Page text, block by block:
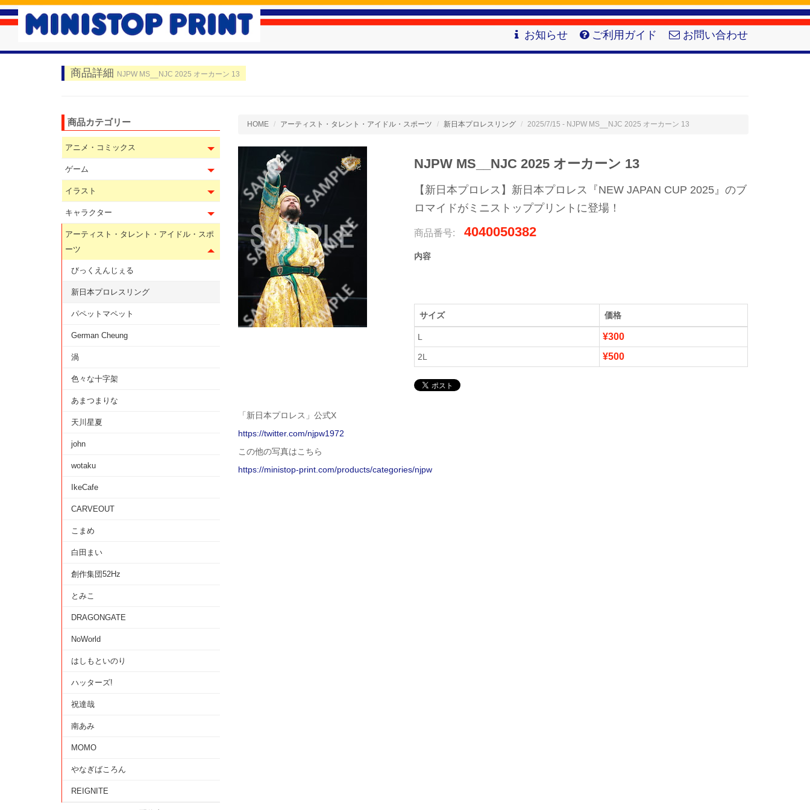
お知らせ ご利用ガイド お問い合わせ
商品詳細 NJPW MS__NJC 2025 オーカーン 13
HOME アーティスト・タレント・アイドル・スポーツ 新日本プロレスリング 2025/7/15 - NJPW MS__NJC 2025 オーカーン 13
NJPW MS__NJC 2025 オーカーン 13
【新日本プロレス】新日本プロレス『NEW JAPAN CUP 2025』のブ
ロマイドがミニストッププリントに登場！
商品番号: 4040050382
内容
サイズ 価格
L ¥300
2L ¥500
「新日本プロレス」公式X
https://twitter.com/njpw1972
この他の写真はこちら
https://ministop-print.com/products/categories/njpw
商品カテゴリー
アニメ・コミックス
ゲーム
イラスト
キャラクター
アーティスト・タレント・アイドル・スポ
ーツ
びっくえんじぇる
新日本プロレスリング
パペットマペット
German Cheung
渦
色々な十字架
あまつまりな
天川星夏
john
wotaku
IkeCafe
CARVEOUT
こまめ
白田まい
創作集団52Hz
とみこ
DRAGONGATE
NoWorld
はしもといのり
ハッターズ!
祝達哉
南あみ
MOMO
やなぎばころん
REIGNITE